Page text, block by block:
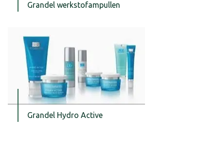
Grandel werkstofampullen
Grandel Hydro Active